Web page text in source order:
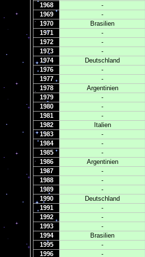
1968
-
1969
-
1970
Brasilien
1971
-
1972
-
1973
-
1974
Deutschland
1976
-
1977
-
1978
Argentinien
1979
-
1980
-
1981
-
1982
Italien
1983
-
1984
-
1985
-
1986
Argentinien
1987
-
1988
-
1989
-
1990
Deutschland
1991
-
1992
-
1993
-
1994
Brasilien
1995
-
1996
-